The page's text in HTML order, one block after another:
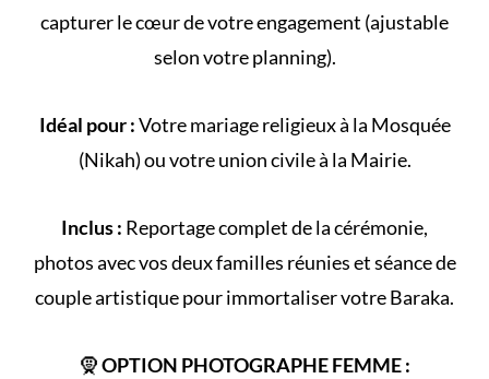
capturer le cœur de votre engagement (ajustable
selon votreplanning).
Idéal pour :Votremariage religieuxà la Mosquée
(Nikah) ou votreunion civileà la Mairie.
Inclus : Reportage complet de lacérémonie,
photos avec vos deux familles réunies et séance de
couple artistique pour immortaliser votre Baraka.
🧕OPTION PHOTOGRAPHE FEMME :